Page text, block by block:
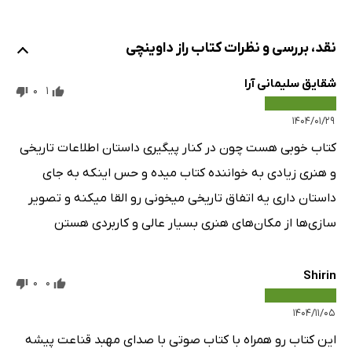
نقد، بررسی و نظرات کتاب راز داوینچی
شقایق سلیمانی آرا
۱۴۰۴/۰۱/۲۹
1
0
کتاب خوبی هست چون در کنار پیگیری داستان اطلاعات تاریخی
و هنری زیادی به خواننده کتاب میده و حس اینکه به جای
داستان داری یه اتفاق تاریخی میخونی رو القا میکنه و تصویر
سازی‌ها از مکان‌های هنری بسیار عالی و کاربردی هستن
Shirin
۱۴۰۴/۱۱/۰۵
0
0
این کتاب رو همراه با کتاب صوتی با صدای مهبد قناعت پیشه